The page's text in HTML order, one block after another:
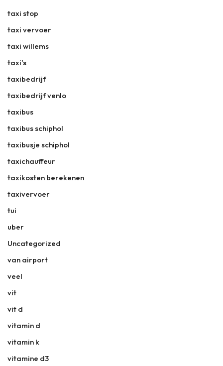
taxi stop
taxi vervoer
taxi willems
taxi's
taxibedrijf
taxibedrijf venlo
taxibus
taxibus schiphol
taxibusje schiphol
taxichauffeur
taxikosten berekenen
taxivervoer
tui
uber
Uncategorized
van airport
veel
vit
vit d
vitamin d
vitamin k
vitamine d3